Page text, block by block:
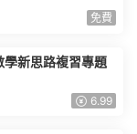
免費
新思路複習專題
6.99